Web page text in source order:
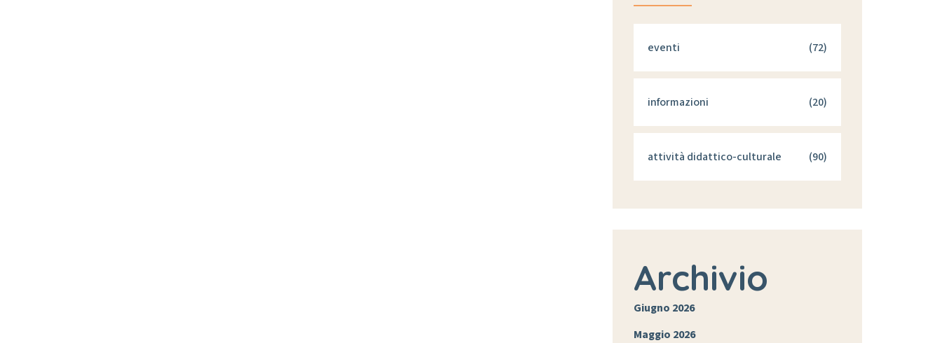
eventi (72)
informazioni (20)
attività didattico-culturale (90)
Archivio
Giugno 2026
Maggio 2026